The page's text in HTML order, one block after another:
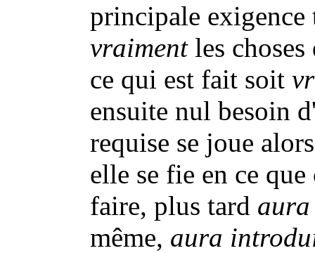
principale
vraimentles choses
ce qui est fait soit
ensuite nul besoin
requise se joue
elle se fie en ce
faire, plus tard
même, aura